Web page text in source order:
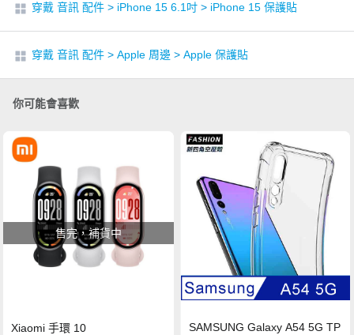
穿戴 音訊 配件 > iPhone 15 6.1吋 > iPhone 15 保護貼
穿戴 音訊 配件 > Apple 周邊 > Apple 保護貼
你可能會喜歡
售完，補貨中
Xiaomi 手環 10
SAMSUNG Galaxy A54 5G TP